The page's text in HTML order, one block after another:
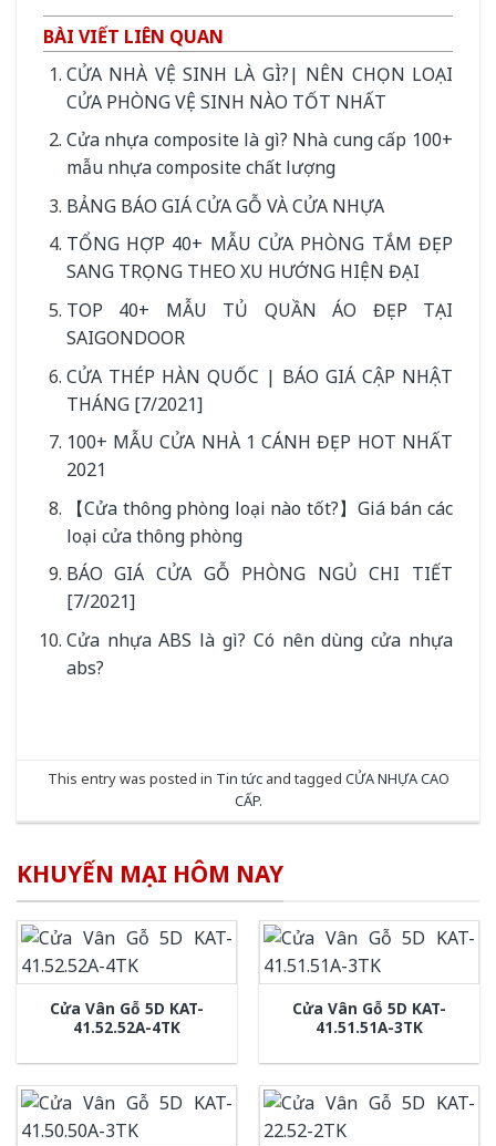
BÀI VIẾT LIÊN QUAN
CỬA NHÀ VỆ SINH LÀ GÌ?| NÊN CHỌN LOẠI
CỬA PHÒNG VỆ SINH NÀO TỐT NHẤT
Cửa nhựa composite là gì? Nhà cung cấp 100+
mẫu nhựa composite chất lượng
BẢNG BÁO GIÁ CỬA GỖ VÀ CỬA NHỰA
TỔNG HỢP 40+ MẪU CỬA PHÒNG TẮM ĐẸP
SANG TRỌNG THEO XU HƯỚNG HIỆN ĐẠI
TOP 40+ MẪU TỦ QUẦN ÁO ĐẸP TẠI
SAIGONDOOR
CỬA THÉP HÀN QUỐC | BÁO GIÁ CẬP NHẬT
THÁNG [7/2021]
100+ MẪU CỬA NHÀ 1 CÁNH ĐẸP HOT NHẤT
2021
【Cửa thông phòng loại nào tốt?】Giá bán các
loại cửa thông phòng
BÁO GIÁ CỬA GỖ PHÒNG NGỦ CHI TIẾT
[7/2021]
Cửa nhựa ABS là gì? Có nên dùng cửa nhựa
abs?
This entry was posted in Tin tứcand tagged CỬA NHỰA CAO
CẤP.
KHUYẾN MẠI HÔM NAY
Cửa Vân Gỗ 5D KAT-
41.52.52A-4TK
Cửa Vân Gỗ 5D KAT-
41.51.51A-3TK